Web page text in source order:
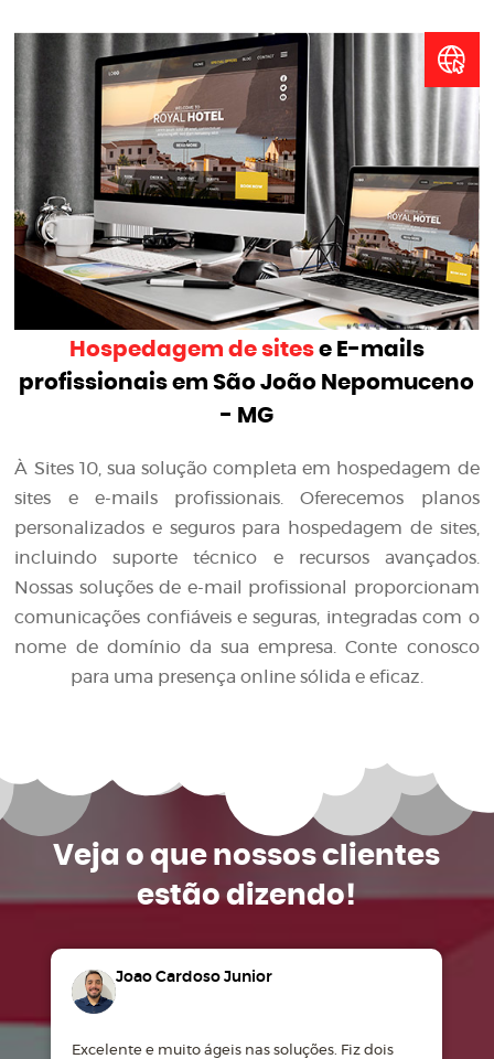
Hospedagem de sitese E-mails
profissionais em São João Nepomuceno
- MG
À Sites 10, sua solução completa em hospedagem de
sites e e-mails profissionais. Oferecemos planos
personalizados e seguros para hospedagem de sites,
incluindo suporte técnico e recursos avançados.
Nossas soluções de e-mail profissional proporcionam
comunicações confiáveis e seguras, integradas com o
nome de domínio da sua empresa. Conte conosco
para uma presença online sólida e eficaz.
Veja o que nossos clientes
estão dizendo!
Joao Cardoso Junior
Excelente e muito ágeis nas soluções. Fiz dois